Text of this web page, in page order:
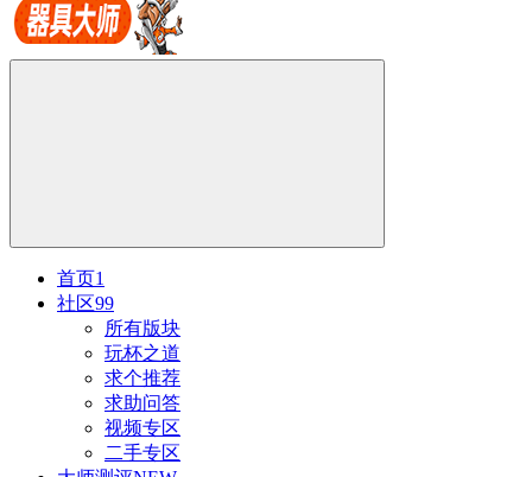
首页1
社区99
所有版块
玩杯之道
求个推荐
求助问答
视频专区
二手专区